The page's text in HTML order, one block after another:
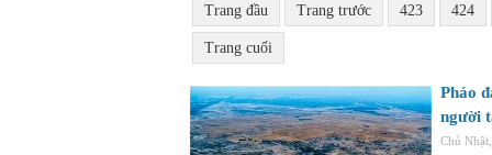
Trang đầu Trang trước 423 424
Trang cuối
Pháo
người
Chủ